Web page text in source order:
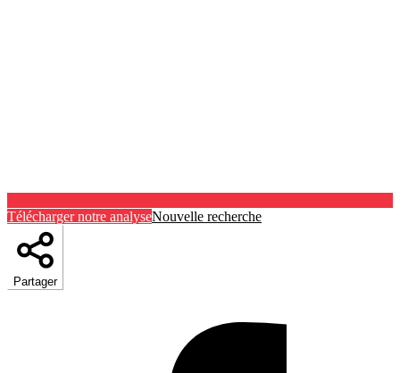
Télécharger notre analyseNouvelle recherche
Partager